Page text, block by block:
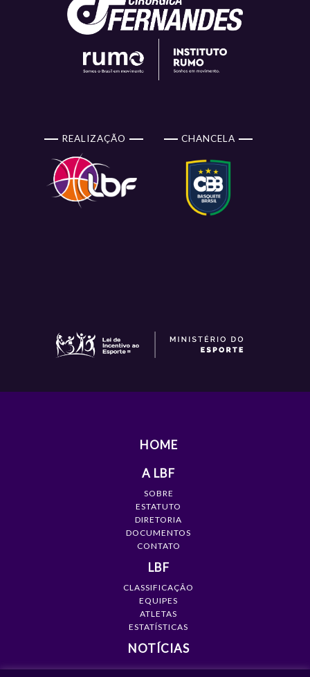
REALIZAÇÃO CHANCELA
HOME
A LBF
SOBRE
ESTATUTO
DIRETORIA
DOCUMENTOS
CONTATO
LBF
CLASSIFICAÇÃO
EQUIPES
ATLETAS
ESTATÍSTICAS
NOTÍCIAS